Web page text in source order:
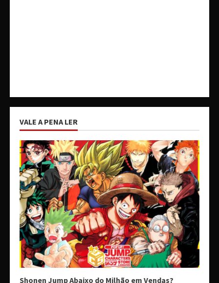
VALE A PENA LER
Shonen Jump Abaixo do Milhão em Vendas?